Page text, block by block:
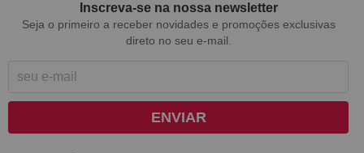
Inscreva-se na nossa newsletter
Seja o primeiro a receber novidades e promoções exclusivas
direto no seu e-mail.
ENVIAR